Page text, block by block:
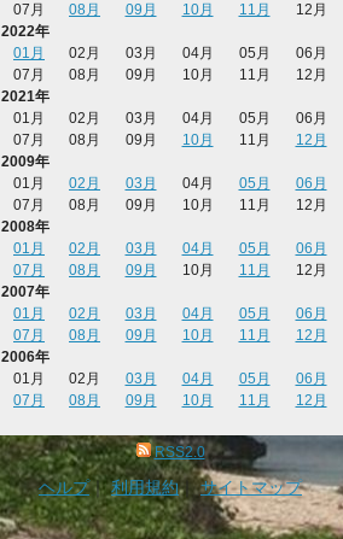
07月
08月 09月 10月 11月
12月
2022年
01月
02月 03月 04月 05月
06月
07月
08月 09月 10月 11月
12月
2021年
01月
02月 03月 04月 05月
06月
07月
08月 09月 10月 11月
12月
2009年
01月
02月 03月 04月 05月
06月
07月
08月 09月 10月 11月
12月
2008年
01月
02月 03月 04月 05月
06月
07月
08月 09月 10月 11月
12月
2007年
01月
02月 03月 04月 05月
06月
07月
08月 09月 10月 11月
12月
2006年
01月
02月 03月 04月 05月
06月
07月
08月 09月 10月 11月 12月
RSS2.0
ヘルプ｜利用規約｜サイトマップ